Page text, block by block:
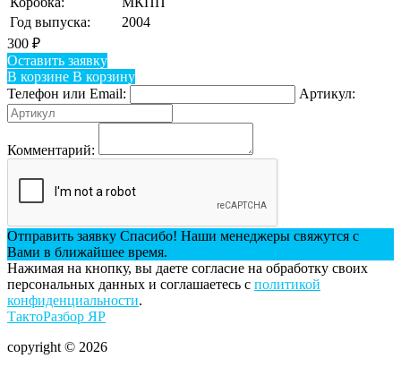
Год выпуска:
2004
300 ₽
Оставить заявку
В корзине В корзину
Телефон или Email:
Артикул:
Комментарий:
Отправить заявку Спасибо! Наши менеджеры свяжутся с
Вами в ближайшее время.
Нажимая на кнопку, вы даете согласие на обработку своих
персональных данных и соглашаетесь с политикой
конфиденциальности.
ТактоРазбор ЯР
copyright © 2026